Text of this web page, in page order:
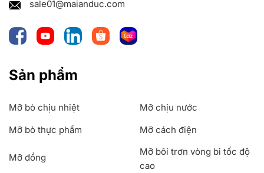
sale01@maianduc.com
Sản phẩm
Mỡ bò chịu nhiệt
Mỡ chịu nước
Mỡ bò thực phẩm
Mỡ cách điện
Mỡ đồng
Mỡ bôi trơn vòng bi tốc độ
cao